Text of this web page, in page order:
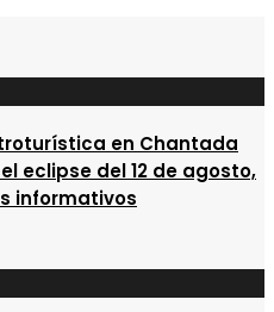
en Chantada
eclipse del 12 de agosto,
informativos